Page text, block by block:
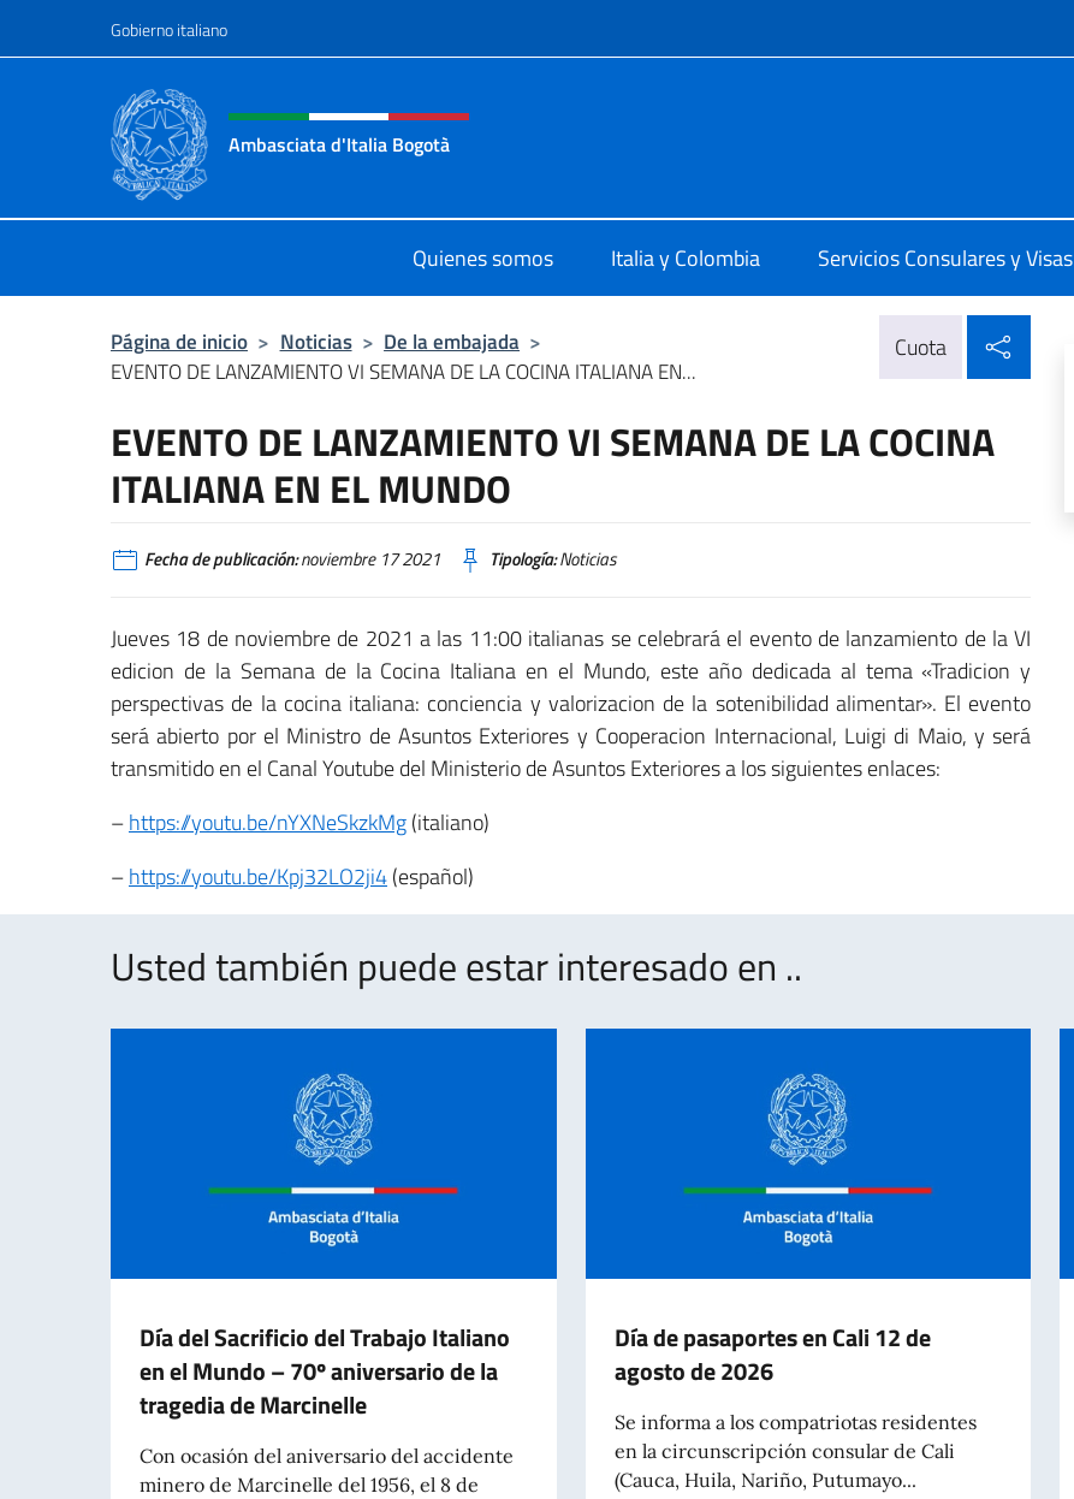
Gobierno italiano
Encabezado del sitio web, redes sociales y menú
Ambasciata d'Italia Bogotà
Quienes somos Italia y Colombia Servicios Consulares y Visas
Página de inicio > Noticias > De la embajada >
EVENTO DE LANZAMIENTO VI SEMANA DE LA COCINA ITALIANA EN...
Cuota
EVENTO DE LANZAMIENTO VI SEMANA DE LA COCINA
ITALIANA EN EL MUNDO
Fecha de publicación:noviembre 17 2021 Tipología:Noticias
Jueves 18 de noviembre de 2021 a las 11:00 italianas se celebrará el evento de lanzamiento de la VI
edicion de la Semana de la Cocina Italiana en el Mundo, este año dedicada al tema «Tradicion y
perspectivas de la cocina italiana: conciencia y valorizacion de la sotenibilidad alimentar». El evento
será abierto por el Ministro de Asuntos Exteriores y Cooperacion Internacional, Luigi di Maio, y será
transmitido en el Canal Youtube del Ministerio de Asuntos Exteriores a los siguientes enlaces:
–https://youtu.be/nYXNeSkzkMg(italiano)
–https://youtu.be/Kpj32LO2ji4(español)
Usted también puede estar interesado en ..
Día del Sacrificio del Trabajo Italiano
en el Mundo – 70º aniversario de la
tragedia de Marcinelle
Con ocasión del aniversario del accidente
minero de Marcinelle del 1956, el 8 de
Día de pasaportes en Cali 12 de
agosto de 2026
Se informa a los compatriotas residentes
en la circunscripción consular de Cali
(Cauca, Huila, Nariño, Putumayo...